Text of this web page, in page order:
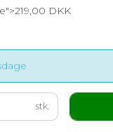
DKK
stk.